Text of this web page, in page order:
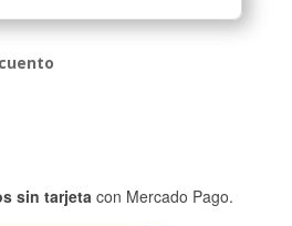
sin tarjetacon Mercado Pago.